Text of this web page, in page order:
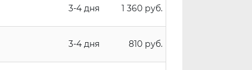
3-4 дня 1 360 руб.
3-4 дня 810 руб.